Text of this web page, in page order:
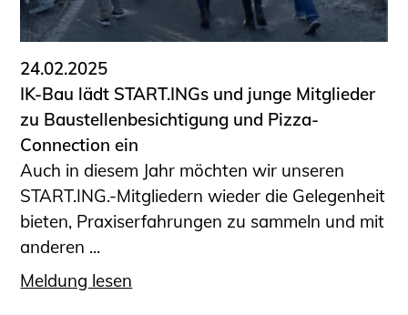
24.02.2025
IK-Bau lädt START.INGs und junge Mitglieder
zu Baustellenbesichtigung und Pizza-
Connection ein
Auch in diesem Jahr möchten wir unseren
START.ING.-Mitgliedern wieder die Gelegenheit
bieten, Praxiserfahrungen zu sammeln und mit
anderen ...
Meldung lesen